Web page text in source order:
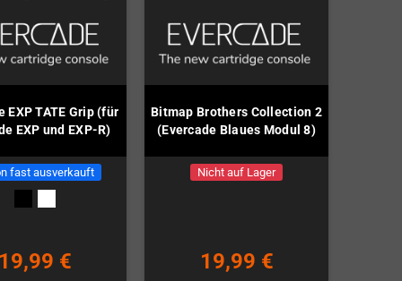
EXP TATE Grip (für
EXP und EXP-R)
fast ausverkauft
€
Bitmap Brothers Collection 2
(Evercade Blaues Modul 8)
Nicht auf Lager
19,99 €